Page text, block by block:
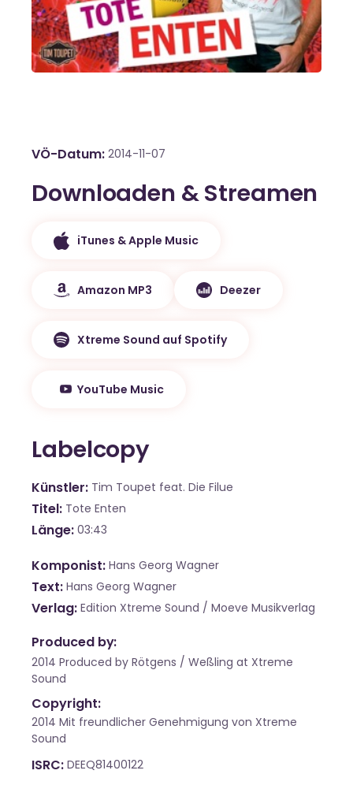
VÖ-Datum 2014-11-07
Downloaden & Streamen
iTunes & Apple Music
Amazon MP3 Deezer
Xtreme Sound auf Spotify
YouTube Music
Labelcopy
Künstler Tim Toupet feat. Die Filue
Titel Tote Enten
Länge 03:43
Komponist Hans Georg Wagner
Text Hans Georg Wagner
Verlag Edition Xtreme Sound / Moeve Musikverlag
Produced by:
2014 Produced by Rötgens / Weßling at Xtreme
Sound
Copyright:
2014 Mit freundlicher Genehmigung von Xtreme
Sound
ISRC DEEQ81400122